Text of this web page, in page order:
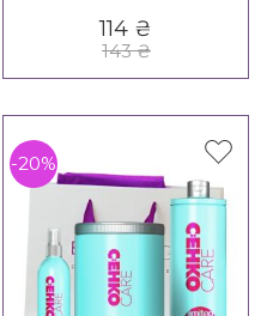
114 ₴
143₴
-20%